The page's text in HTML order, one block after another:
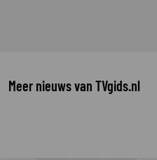
Meer nieuws van TVgids.nl